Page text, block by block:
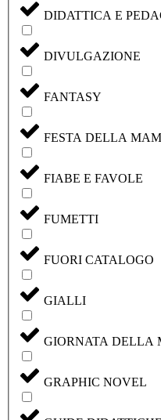
DIDATTICA E
DIVULGAZIONE
FANTASY
FESTA DELLA
FIABE E FAVOLE
FUMETTI
FUORI CATALOGO
GIALLI
GIORNATA DELLA
GRAPHIC NOVEL